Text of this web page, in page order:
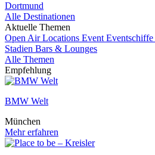
Dortmund
Alle Destinationen
Aktuelle Themen
Open Air Locations Event Eventschiffe
Stadien Bars & Lounges
Alle Themen
Empfehlung
BMW Welt
München
Mehr erfahren